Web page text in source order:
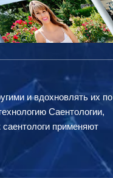
и вдохновлять их по
Саентологии,
применяют